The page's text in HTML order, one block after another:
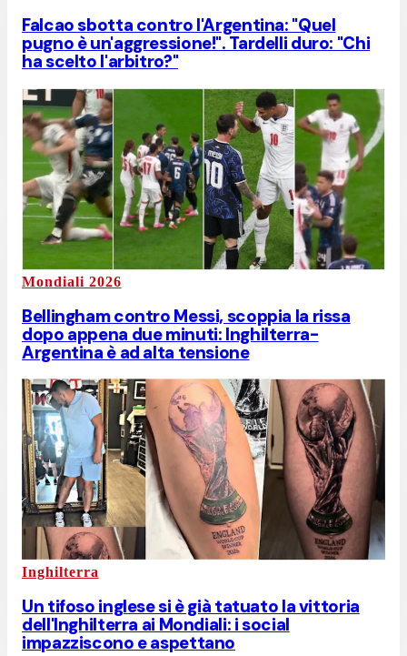
Falcao sbotta contro l'Argentina: "Quel
pugno è un'aggressione!". Tardelli duro: "Chi
ha scelto l'arbitro?"
Mondiali 2026
Bellingham contro Messi, scoppia la rissa
dopo appena due minuti: Inghilterra-
Argentina è ad alta tensione
Inghilterra
Un tifoso inglese si è già tatuato la vittoria
dell'Inghilterra ai Mondiali: i social
impazziscono e aspettano